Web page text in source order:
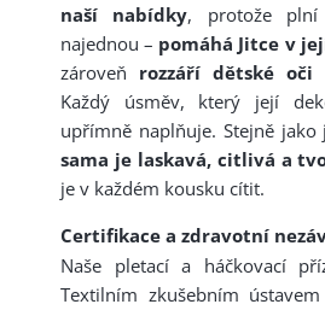
naší nabídky, protože plní
najednou – pomáhá Jitce v
zároveň rozzáří dětské oči
Každý úsměv, který její
upřímně naplňuje. Stejně jako
sama je laskavá, citlivá a
je v každém kousku cítit.
Certifikace a zdravotní
Naše pletací a háčkovací
Textilním zkušebním